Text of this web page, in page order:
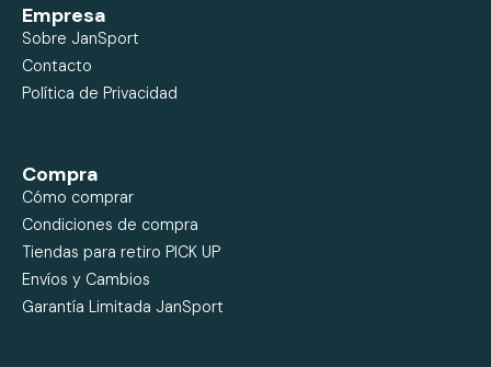
Empresa
Sobre JanSport
Contacto
Política de Privacidad
Compra
Cómo comprar
Condiciones de compra
Tiendas para retiro PICK UP
Envíos y Cambios
Garantía Limitada JanSport